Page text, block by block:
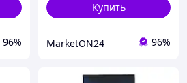
96%
Купить
MarketON24 96%